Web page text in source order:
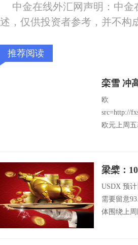
中金在线外汇网声明：中
述，仅供投资者参考，并不构
推荐阅读
栾雪 冲
欧
src=http://
欧元上周
梁檗：
USDX 预
需要留意
体围绕上周